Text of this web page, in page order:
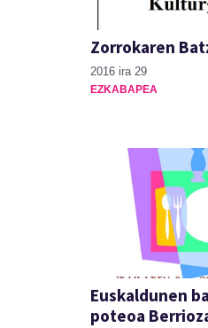
Zorrokaren
2016 ira 29
EZKABAPEA
Euskaldunen
poteoa